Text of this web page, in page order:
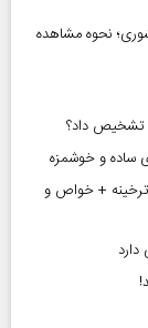
کشوری؛ نحوه مشاهده
تشخیص داد؟
ساده و خوشمزه
ترخینه + خواص و